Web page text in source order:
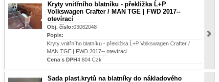
Kryty vnitřního blatníku - překližka Ĺ+P
Volkswagen Crafter / MAN TGE | FWD 2017--
otevírací
Obj. číslo:03062048
Popis:
Kryty vnitřního blatníku - překližka Ĺ+P Volkswagen Crafter /
MAN TGE | FWD 2017-- otevírací
Cena s DPH4 804 Czk
Sada plast.krytů na blatníky do nákladového